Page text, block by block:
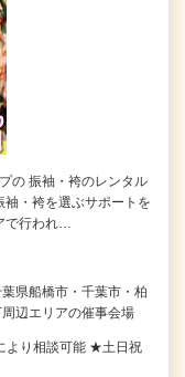
の 振袖・袴のレンタル
・袴を選ぶサポートを
で行われ…
県船橋市・千葉市・柏
辺エリアの催事会場
り相談可能 ★土日祝